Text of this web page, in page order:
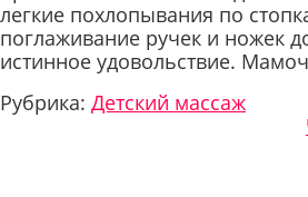
легкие похлопывания по
поглаживание ручек и ножек
истинное удовольствие.
Рубрика: Детский массаж